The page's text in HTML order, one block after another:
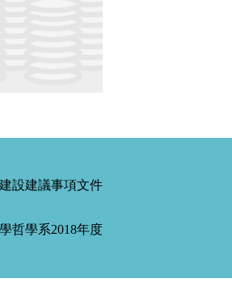
設建議事項文件
哲學系2018年度